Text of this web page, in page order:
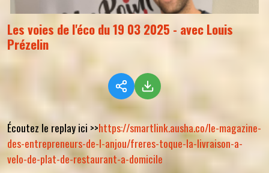
Les voies de l'éco du 19 03 2025 - avec Louis
Prézelin
Écoutez le replay ici >>https://smartlink.ausha.co/le-magazine-
des-entrepreneurs-de-l-anjou/freres-toque-la-livraison-a-
velo-de-plat-de-restaurant-a-domicile